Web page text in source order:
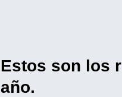
Estos son los
año.